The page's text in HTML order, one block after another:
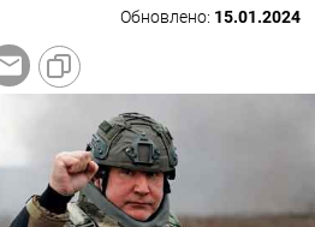
Обновлено: 15.01.2024